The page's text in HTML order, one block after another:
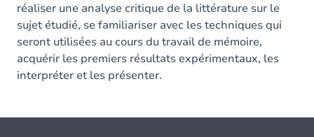
réaliser une analyse critique de la littérature sur le
sujet étudié, se familiariser avec les techniques qui
seront utilisées au cours du travail de mémoire,
acquérir les premiers résultats expérimentaux, les
interpréter et les présenter.